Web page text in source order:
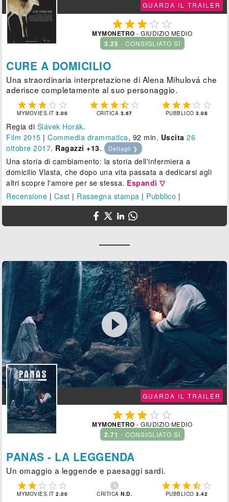
GUARDA IL TRAILER
  
MYMONETRO - GIUDIZIO MEDIO
3.25 - CONSIGLIATO SÌ
CURE A DOMICILIO
Una straordinaria interpretazione di Alena Mihulová che
aderisce completamente al suo personaggio.
    
MYMOVIES.IT3.00
    
CRITICA 3.67
    
PUBBLICO3.08
Regia di Slávek Horák.
Film 2015 |Commedia drammatica, 92 min. Uscita 26
ottobre 2017. Ragazzi +13. Dettagli ❯
Una storia di cambiamento: la storia dell'infermiera a
domicilio Vlasta, che dopo una vita passata a dedicarsi agli
altri scopre l'amore per se stessa. Espandi ▽
Recensione | Cast | Rassegna stampa | Pubblico |

GUARDA IL TRAILER
  
MYMONETRO - GIUDIZIO MEDIO
2.71 - CONSIGLIATO SÌ
PANAS - LA LEGGENDA
Un omaggio a leggende e paesaggi sardi.
    
MYMOVIES.IT2.00

CRITICAN.D.
    
PUBBLICO3.42